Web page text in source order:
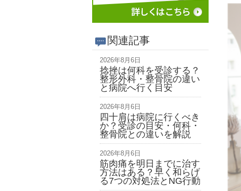
関連記事
2026年8月6日
捻挫は何科を受診する？
整形外科・整骨院の違い
と病院へ行く目安
2026年8月6日
四十肩は病院に行くべき
か？受診の目安・何科・
整骨院との違いを解説
2026年8月6日
筋肉痛を明日までに治す
方法はある？早く和らげ
る7つの対処法とNG行動